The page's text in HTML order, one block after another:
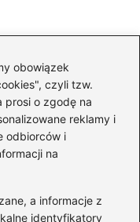
obowiązek
czyli tzw.
prosi o zgodę na
reklamy i
odbiorców i
na
a informacje z
identyfikatory
podatku z
i unikaj
działa w